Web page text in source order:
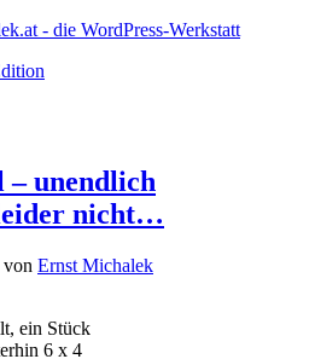
- die WordPress-Werkstatt
– unendlich
nicht…
von Ernst Michalek
ein Stück
6 x 4